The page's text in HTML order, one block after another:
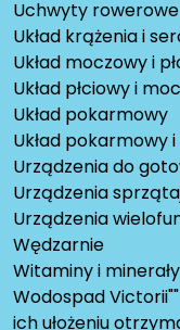
Uchwyty rowerowe
Układ krążenia i
Układ moczowy i
Układ płciowy i
Układ pokarmowy
Układ pokarmowy
Urządzenia do
Urządzenia
Urządzenia
Wędzarnie
Witaminy i minerały
Wodospad
ich ułożeniu